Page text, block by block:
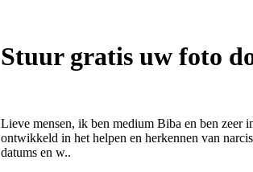
Stuur gratis uw foto
Lieve mensen, ik ben medium Biba en ben zeer
ontwikkeld in het helpen en herkennen van
datums en w..